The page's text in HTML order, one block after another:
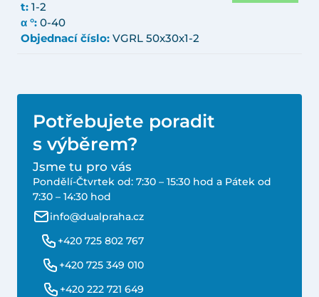
t: 1-2
α °: 0-40
Objednací číslo: VGRL 50x30x1-2
Potřebujete poradit
s výběrem?
Jsme tu pro vás
Pondělí-Čtvrtek od: 7:30 – 15:30 hod a Pátek od
7:30 – 14:30 hod
info@dualpraha.cz
+420 725 802 767
+420 725 349 010
+420 222 721 649